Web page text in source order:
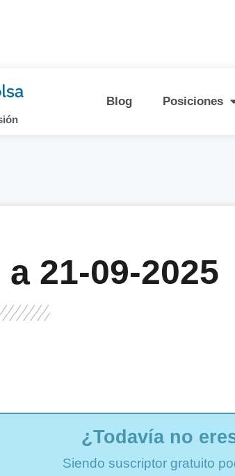
Blog Posiciones
a 21-09-2025
¿Todavía no
Siendo suscriptor gratuito